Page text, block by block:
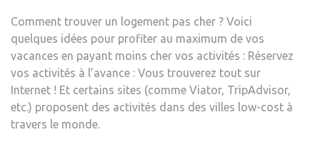
Comment trouver un logement pas cher ? Voici
quelques idées pour profiter au maximum de vos
vacances en payant moins cher vos activités : Réservez
vos activités à l’avance : Vous trouverez tout sur
Internet ! Et certains sites (comme Viator, TripAdvisor,
etc.) proposent des activités dans des villes low-cost à
travers le monde.